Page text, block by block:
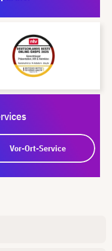
Vor-Ort-Service